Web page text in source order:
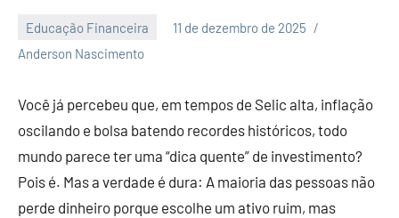
Educação Financeira
11 de dezembro de 2025
Anderson Nascimento
3
Você já percebeu que, em tempos de Selic alta, inflação
oscilando e bolsa batendo recordes históricos, todo
mundo parece ter uma “dica quente” de investimento?
Pois é. Mas a verdade é dura: A maioria das pessoas não
perde dinheiro porque escolhe um ativo ruim, mas